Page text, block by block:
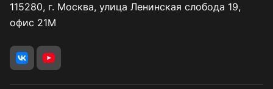
115280, г. Москва, улица Ленинская слобода 19,
офис 21М